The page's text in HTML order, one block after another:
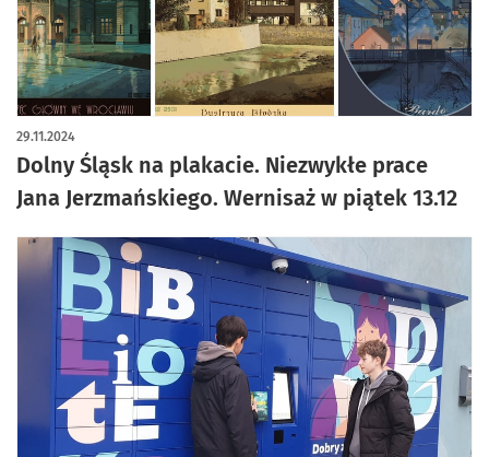
Dolny Śląsk na plakacie. Niezwykłe prace
Jana Jerzmańskiego. Wernisaż w piątek 13.12
29.11.2024
artykuł z galerią zdjęć